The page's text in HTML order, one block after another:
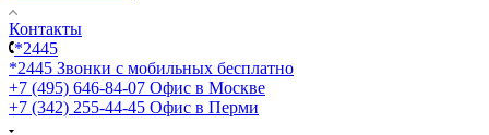
Контакты
*2445
*2445 Звонки с мобильных бесплатно
+7 (495) 646-84-07 Офис в Москве
+7 (342) 255-44-45 Офис в Перми